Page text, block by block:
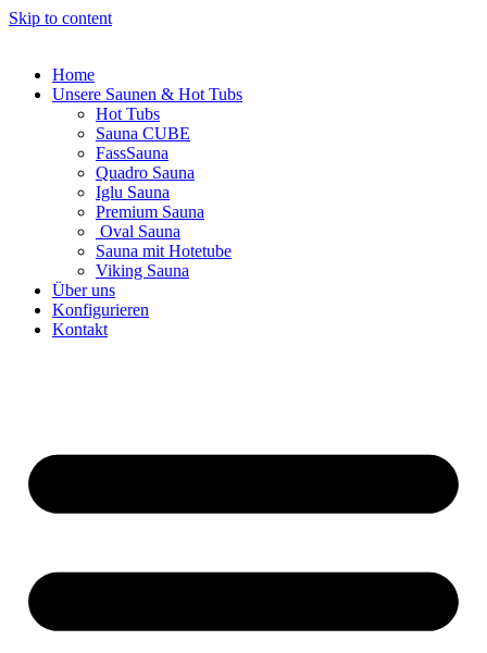
Skip to content
Home
Unsere Saunen & Hot Tubs
Hot Tubs
Sauna CUBE
FassSauna
Quadro Sauna
Iglu Sauna
Premium Sauna
Oval Sauna
Sauna mit Hotetube
Viking Sauna
Über uns
Konfigurieren
Kontakt